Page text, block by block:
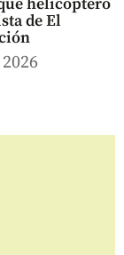
de El